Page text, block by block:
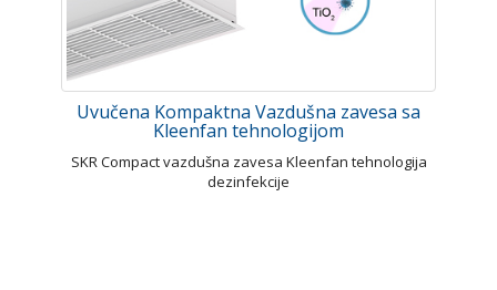
Uvučena Kompaktna Vazdušna zavesa sa
Kleenfan tehnologijom
SKR Compact vazdušna zavesa Kleenfan tehnologija
dezinfekcije